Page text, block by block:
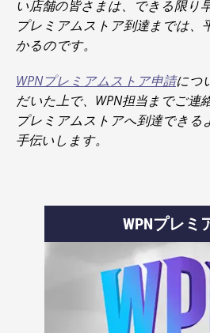
い店舗の皆さまは、できる限り
プレミアムストア到達までは、
かるのです。
WPNプレミアムストア申請につ
だいた上で、WPN担当までご連
プレミアムストアへ到達できる
手伝いします。
WPNプレミ